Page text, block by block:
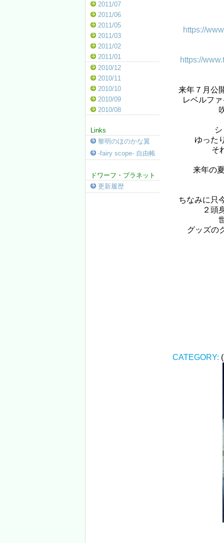
2011/07
2011/06
2011/05
2011/03
2011/02
2011/01
2010/12
2010/11
2010/10
2010/09
2010/08
Links
黎明のほのかな翼
-fairy scope- 自由帳
ドワーフ・プラネット
更新履歴
https://
https://
来年７月公
レベルフ
ゆった
そ
来年の
ちなみに只
２頭
グッズの
CATEGORY: